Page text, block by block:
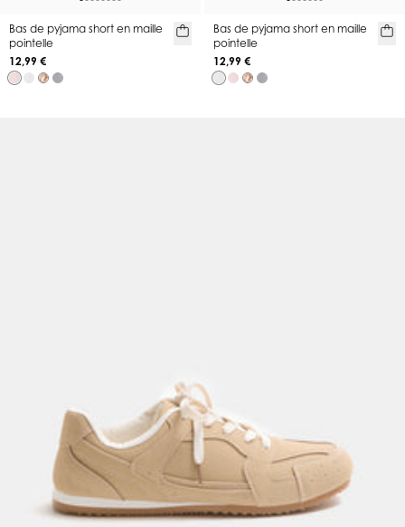
Bas de pyjama short en maille
pointelle
12,99 €
Bas de pyjama short en maille
pointelle
12,99 €